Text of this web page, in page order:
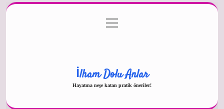
Gizlilik Politikası
menüyü
aç
İlham Dolu Anlar
Hayatına neşe katan pratik öneriler!